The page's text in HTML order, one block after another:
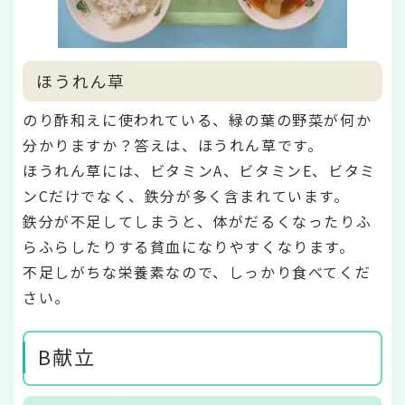
ほうれん草
のり酢和えに使われている、緑の葉の野菜が何か
分かりますか？答えは、ほうれん草です。
ほうれん草には、ビタミンA、ビタミンE、ビタミ
ンCだけでなく、鉄分が多く含まれています。
鉄分が不足してしまうと、体がだるくなったりふ
らふらしたりする貧血になりやすくなります。
不足しがちな栄養素なので、しっかり食べてくだ
さい。
B献立